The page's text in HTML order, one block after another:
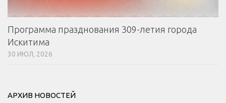
Программа празднования 309-летия города
Искитима
30 ИЮЛ, 2026
АРХИВ НОВОСТЕЙ